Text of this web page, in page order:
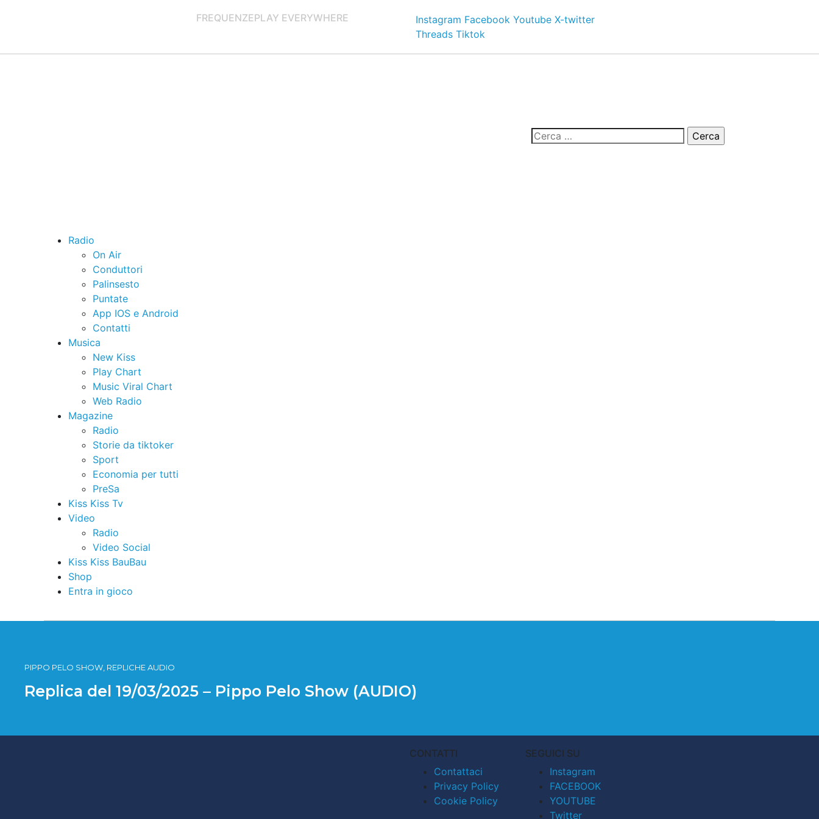
FREQUENZEPLAY EVERYWHERE Instagram Facebook Youtube X-twitter
Threads Tiktok
Radio
On Air
Conduttori
Palinsesto
Puntate
App IOS e Android
Contatti
Musica
New Kiss
Play Chart
Music Viral Chart
Web Radio
Magazine
Radio
Storie da tiktoker
Sport
Economia per tutti
PreSa
Kiss Kiss Tv
Video
Radio
Video Social
Kiss Kiss BauBau
Shop
Entra in gioco
PIPPO PELO SHOW, REPLICHE AUDIO
Replica del 19/03/2025 – Pippo Pelo Show (AUDIO)
CONTATTI
Contattaci
Privacy Policy
Cookie Policy
SEGUICI SU
Instagram
FACEBOOK
YOUTUBE
Twitter